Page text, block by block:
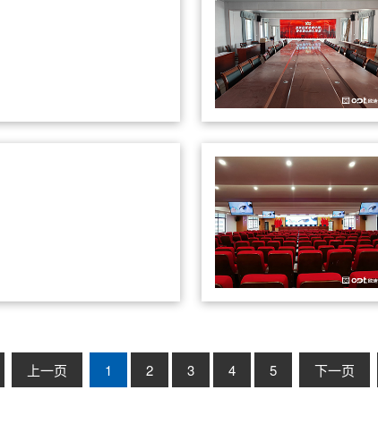
上一页 1 2 3 4 5 下一页